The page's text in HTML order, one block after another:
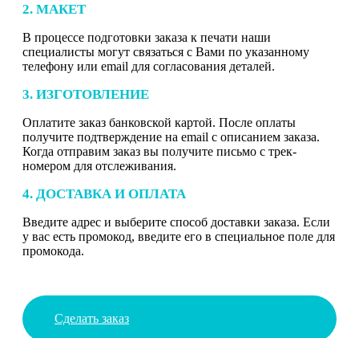
2. МАКЕТ
В процессе подготовки заказа к печати наши
специалисты могут связаться с Вами по указанному
телефону или email для согласования деталей.
3. ИЗГОТОВЛЕНИЕ
Оплатите заказ банковской картой. После оплаты
получите подтверждение на email с описанием заказа.
Когда отправим заказ вы получите письмо с трек-
номером для отслеживания.
4. ДОСТАВКА И ОПЛАТА
Введите адрес и выберите способ доставки заказа. Если
у вас есть промокод, введите его в специальное поле для
промокода.
Сделать заказ